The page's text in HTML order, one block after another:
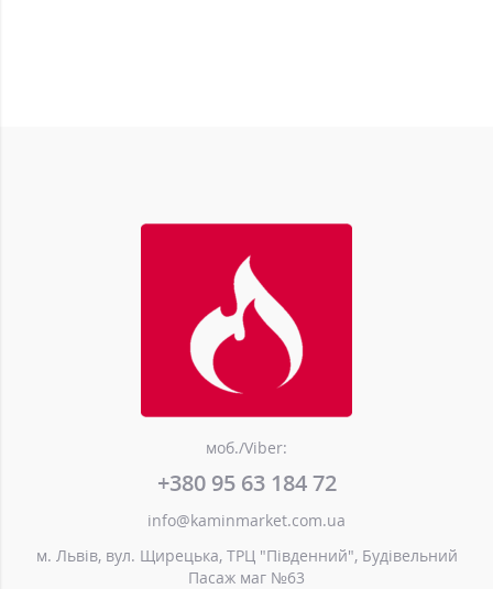
моб./Viber:
+380 95 63 184 72
info@kaminmarket.com.ua
м. Львів, вул. Щирецька, ТРЦ "Південний", Будівельний
Пасаж маг №63